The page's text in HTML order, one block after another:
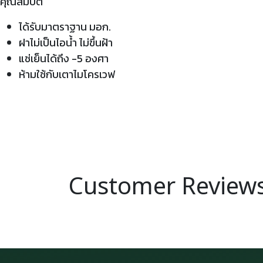
ได้รับมาตราฐาน มอก.
ฝาไม่เป็นไอน้ำ ไม่ขึ้นฝ้า
แช่เย็นได้ถึง -5 องศา
ห้ามใช้กับเตาไมโครเวฟ
Customer